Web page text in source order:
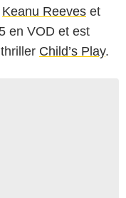
Keanu Reeves et
en VOD et est
Child’s Play.